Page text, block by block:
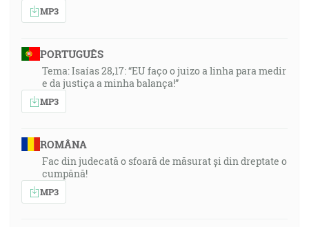
MP3
PORTUGUÊS
Tema: Isaías 28,17: “EU faço o juizo a linha para medir
e da justiça a minha balança!”
MP3
ROMÂNA
Fac din judecată o sfoară de măsurat și din dreptate o
cumpănă!
MP3